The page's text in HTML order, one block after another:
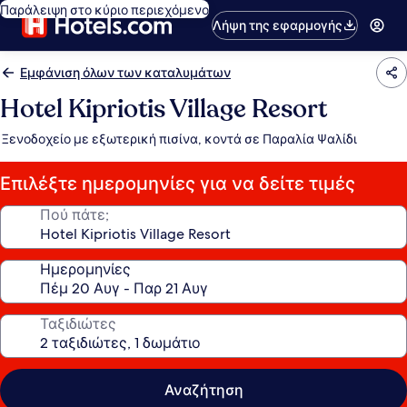
Παράλειψη στο κύριο περιεχόμενο
Λήψη της εφαρμογής
Εμφάνιση όλων των καταλυμάτων
Hotel Kipriotis Village Resort
Ξενοδοχείο με εξωτερική πισίνα, κοντά σε Παραλία Ψαλίδι
Επιλέξτε ημερομηνίες για να δείτε τιμές
Πού πάτε;
Ημερομηνίες
Ταξιδιώτες
Αναζήτηση